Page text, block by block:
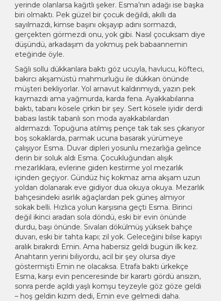
yerinde olanlarsa kağıtlı şeker. Esma’nın adağı ise başka
biri olmaktı. Pek güzel bir çocuk değildi, akıllı da
sayılmazdı, kimse başını okşayıp adını sormazdı,
gerçekten görmezdi onu, yok gibi. Nasıl çocuksam diye
düşündü, arkadaşım da yokmuş pek babaannemin
eteğinde öyle.
Sağlı sollu dükkanlara baktı göz ucuyla, havlucu, köfteci,
bakırcı akşamüstü mahmurluğu ile dükkan önünde
müşteri bekliyorlar. Yol arnavut kaldırımıydı, yazın pek
kaymazdı ama yağmurda, karda fena. Ayakkabılarına
baktı, tabanı kösele çirkin bir şey. Sert kösele iyidir derdi
babası lastik tabanlı son moda ayakkabılardan
aldırmazdı. Topuğuna atılmış pençe tak tak ses çıkarıyor
boş sokaklarda, parmak ucuna basarak yürümeye
çalışıyor Esma. Duvar dipleri yosunlu mezarlığa gelince
derin bir soluk aldı Esma. Çocukluğundan alışık
mezarlıklara, evlerine giden kestirme yol mezarlık
içinden geçiyor. Gündüz hiç kokmaz ama akşam uzun
yoldan dolanarak eve gidiyor dua okuya okuya. Mezarlık
bahçesindeki asırlık ağaçlardan pek güneş almıyor
sokak belli. Hızlıca yolun karşısına geçti Esma. Birinci
değil ikinci aradan sola döndü, eski bir evin önünde
durdu, başı önünde. Sıvaları dökülmüş yüksek bahçe
duvarı, eski bir tahta kapı; zil yok. Geleceğini bilse kapıyı
aralık bırakırdı Emin. Ama habersiz geldi bugün ilk kez.
Anahtarın yerini biliyordu, acil bir şey olursa diye
göstermişti Emin ne olacaksa. Etrafa baktı ürkekçe
Esma, karşı evin penceresinde bir karartı gördü ansızın,
sonra perde açıldı yaşlı komşu teyzeyle göz göze geldi
– hoş geldin kızım dedi, Emin eve gelmedi daha.